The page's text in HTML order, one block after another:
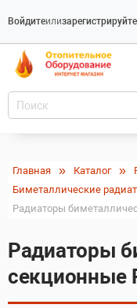
Войдитеили
Главная Каталог
Биметаллические
Радиаторы
Радиаторы
секционные